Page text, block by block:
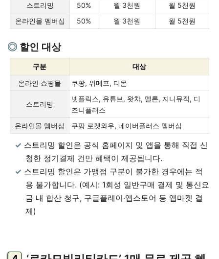
스트리밍
50% 월 3천원
월 5천원
온라인몰 멤버십
50% 월 3천원 월 5천원
할인 대상
구분
대상
온라인 쇼핑몰
쿠팡, 위메프, 티몬
스트리밍
넷플릭스, 유튜브, 왓챠, 멜론, 지니뮤직, 디
즈니플러스
온라인몰 멤버십
쿠팡 로켓와우, 네이버플러스 멤버십
스트리밍 할인은 공식 홈페이지 및 앱을 통해 직접 신
청한 정기결제 건만 혜택이 제공됩니다.
스트리밍 할인은 가맹점 구분이 불가한 경우에는 적
용 불가합니다. (예시: 1회성 일반구매 결제 및 통신요
금 내 합산 청구, 구글플레이·앱스토어 등 앱마켓 결
제)